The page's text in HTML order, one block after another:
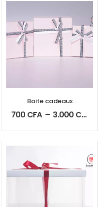
Boite cadeaux
carrée
700 CFA – 3.000 CFA